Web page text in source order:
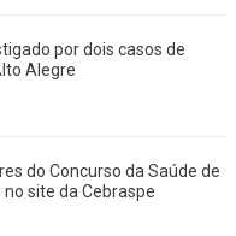
por dois casos de
Alegre
do Concurso da Saúde de
site da Cebraspe